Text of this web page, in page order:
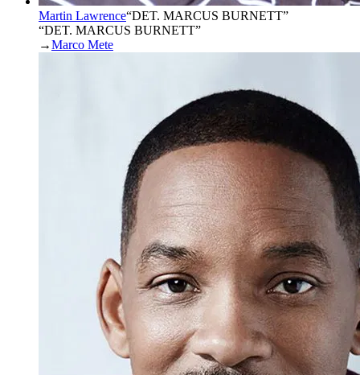
Martin Lawrence“DET. MARCUS BURNETT”
“DET. MARCUS BURNETT”
→Marco Mete